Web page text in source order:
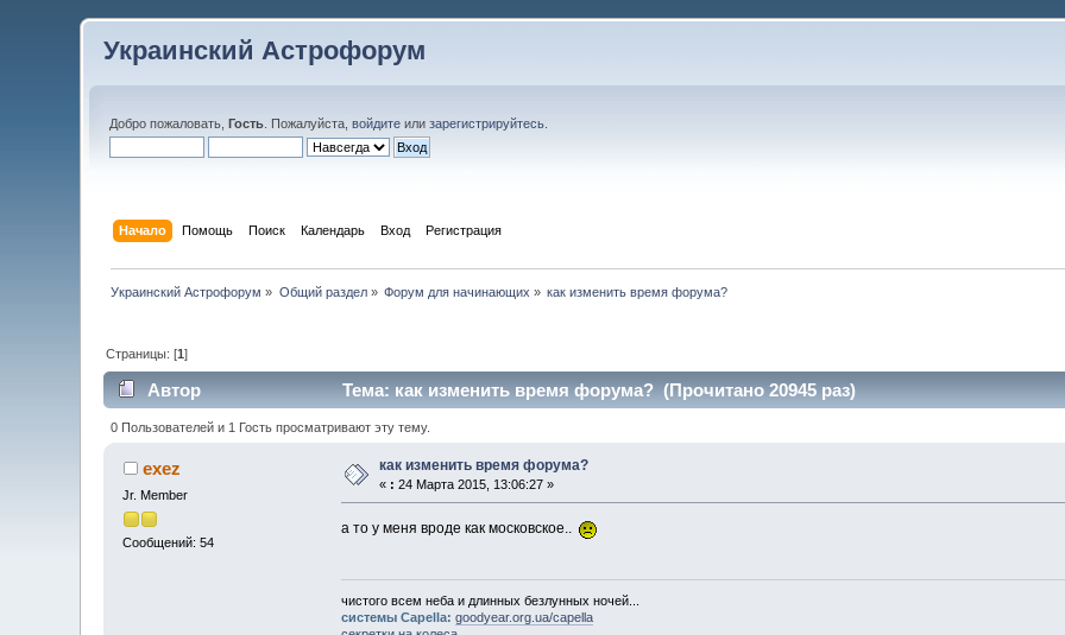
Украинский Астрофорум
Добро пожаловать,Гость . Пожалуйста,войдите илизарегистрируйтесь
Начало Помощь Поиск Календарь Вход Регистрация
Украинский Астрофорум » Общий раздел» Форум для начинающих » как изменить время форума?
Страницы: [1]
Автор Тема: как изменить время форума? (Прочитано 20945 раз)
0 Пользователей и 1 Гость просматривают эту тему.
exez
Jr. Member
Сообщений: 54
как изменить время форума?
« : 24 Марта 2015, 13:06:27 »
а то у меня вроде как московское..
чистого всем неба и длинных безлунных ночей...
системы Capella: goodyear.org.ua/capella